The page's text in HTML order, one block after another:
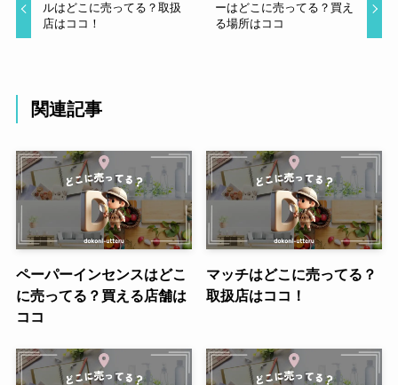
ルはどこに売ってる？取扱
店はココ！
ーはどこに売ってる？買え
る場所はココ
関連記事
ペーパーインセンスはどこ
に売ってる？買える店舗は
ココ
マッチはどこに売ってる？
取扱店はココ！